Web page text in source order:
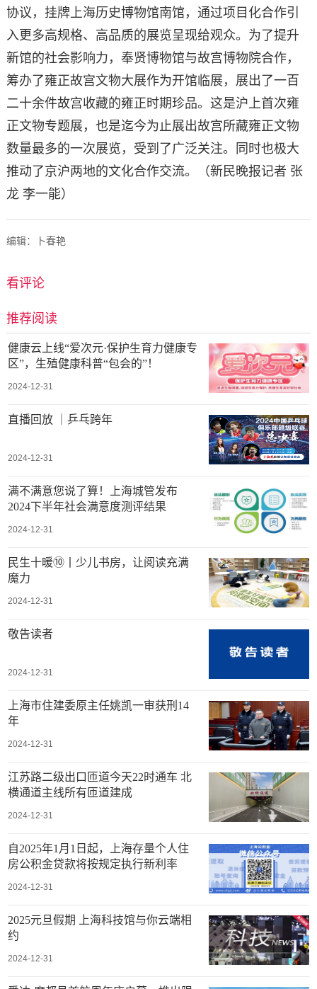
协议，挂牌上海历史博物馆南馆，通过项目化合作引
入更多高规格、高品质的展览呈现给观众。为了提升
新馆的社会影响力，奉贤博物馆与故宫博物院合作，
筹办了雍正故宫文物大展作为开馆临展，展出了一百
二十余件故宫收藏的雍正时期珍品。这是沪上首次雍
正文物专题展，也是迄今为止展出故宫所藏雍正文物
数量最多的一次展览，受到了广泛关注。同时也极大
推动了京沪两地的文化合作交流。（新民晚报记者 张
龙 李一能）
编辑：卜春艳
看评论
推荐阅读
健康云上线“爱次元·保护生育力健康专
区”，生殖健康科普“包会的”！
2024-12-31
直播回放 ｜乒乓跨年
2024-12-31
满不满意您说了算！上海城管发布
2024下半年社会满意度测评结果
2024-12-31
民生十暖⑩丨少儿书房，让阅读充满
魔力
2024-12-31
敬告读者
2024-12-31
上海市住建委原主任姚凯一审获刑14
年
2024-12-31
江苏路二级出口匝道今天22时通车 北
横通道主线所有匝道建成
2024-12-31
自2025年1月1日起，上海存量个人住
房公积金贷款将按规定执行新利率
2024-12-31
2025元旦假期 上海科技馆与你云端相
约
2024-12-31